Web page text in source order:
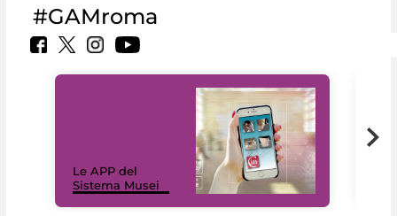
#GAMroma
Le APP del
Sistema Musei